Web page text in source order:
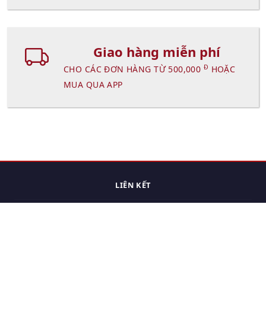
Giao hàng miễn phí
CHO CÁC ĐƠN HÀNG TỪ 500,000 Đ HOẶC
MUA QUA APP
LIÊN KẾT